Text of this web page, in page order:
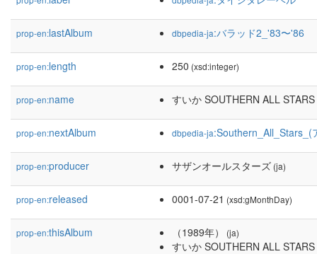
prop-en:lastAlbum dbpedia-ja:バラッド2_'83〜'86
prop-en:length 250 (xsd:integer)
prop-en:name すいか SOUTHERN ALL
prop-en:nextAlbum dbpedia-ja:Southern_All_Stars_(
prop-en:producer サザンオールスターズ (ja)
prop-en:released 0001-07-21 (xsd:gMonthDay)
prop-en:thisAlbum （1989年） (ja)
すいか SOUTHERN ALL